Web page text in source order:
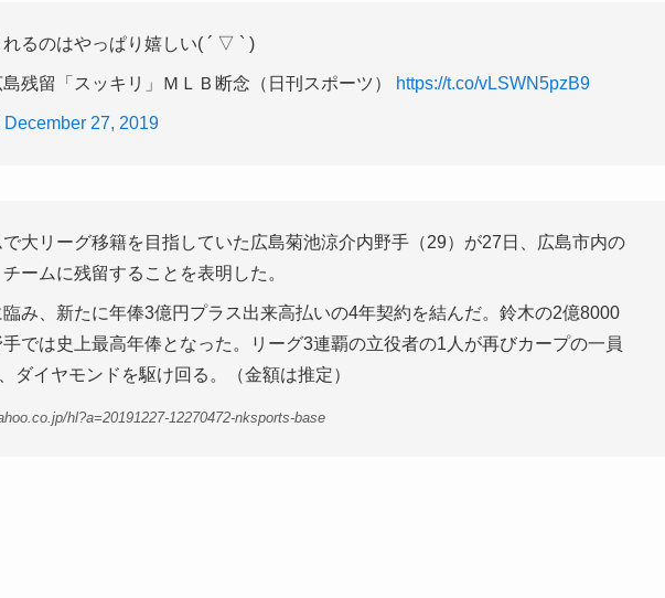
るのはやっぱり嬉しい( ´ ▽ ` )
残留「スッキリ」ＭＬＢ断念（日刊スポーツ） https://t.co/vLSWN5pzB9
December 27, 2019
大リーグ移籍を目指していた広島菊池涼介内野手（29）が27日、広島市内の
ームに残留することを表明した。
み、新たに年俸3億円プラス出来高払いの4年契約を結んだ。鈴木の2億8000
では史上最高年俸となった。リーグ3連覇の立役者の1人が再びカープの一員
ダイヤモンドを駆け回る。（金額は推定）
hl?a=20191227-12270472-nksports-base